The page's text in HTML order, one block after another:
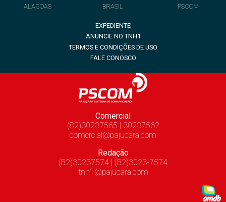
ALAGOAS
BRASIL
PSCOM
EXPEDIENTE
ANUNCIE NO TNH1
TERMOS E CONDIÇÕES DE USO
FALE CONOSCO
Comercial
(82)30237565 | 30237562
comercial@pajucara.com
Redação
(82)30237574 | (82)3023-7574
tnh1@pajucara.com